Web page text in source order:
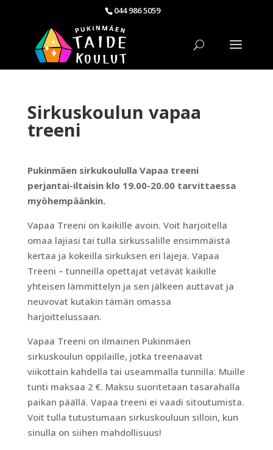
044 986 5059
Sirkuskoulun vapaa
treeni
Pukinmäen sirkukoululla Vapaa treeni
perjantai-iltaisin klo 19.00-20.00 tarvittaessa
myöhempäänkin.
Vapaa Treeni on kaikille avoin. Voit harjoitella
omaa lajiasi tai tulla sirkussalille ensimmäistä
kertaa ja kokeilla sirkuksen eri lajeja. Vapaa
Treeni – tunneilla opettajat vetävät kaikille
yhteisen lämmittelyn ja sen jälkeen auttavat ja
neuvovat kutakin tämän omassa
harjoittelussaan.
Vapaa Treeni on ilmainen Pukinmäen
sirkuskoulun oppilaille, jotka treenaavat
viikottain kahdella tai useammalla tunnilla. Muille
tunti maksaa 2 €. Maksu suoritetaan tasarahalla
paikan päällä. Vapaa treeni ei vaadi sitoutumista.
Voit tulla tutustumaan sirkuskouluun silloin, kun
sinulla on siihen mahdollisuus!